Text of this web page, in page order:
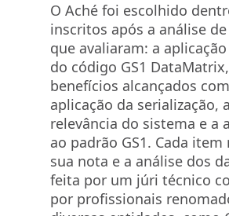
O Aché foi escolhido
inscritos após a análise
que avaliaram: a
do código GS1
benefícios alcançados
aplicação da serialização, a
relevância do sistema e a
ao padrão GS1. Cada item
sua nota e a análise dos
feita por um júri técnico
por profissionais